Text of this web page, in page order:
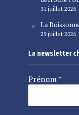
31 juillet 2026
La
29 juillet 2026
La newsletter
Prénom*